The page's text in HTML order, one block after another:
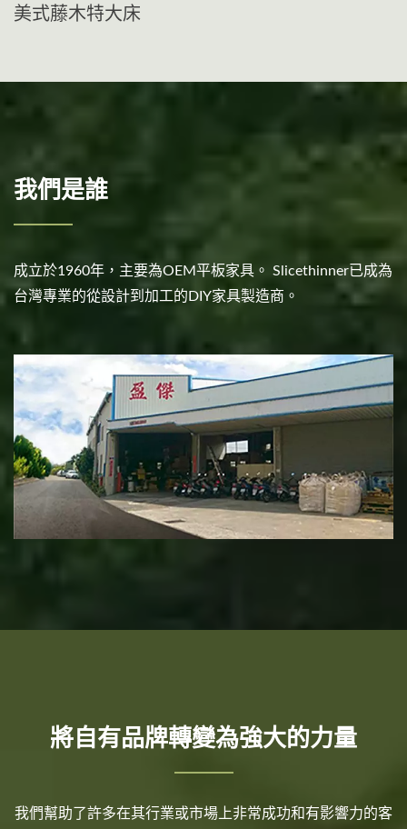
美式藤木特大床
我們是誰
成立於1960年，主要為OEM平板家具。 Slicethinner已成為
台灣專業的從設計到加工的DIY家具製造商。
將自有品牌轉變為強大的力量
我們幫助了許多在其行業或市場上非常成功和有影響力的客